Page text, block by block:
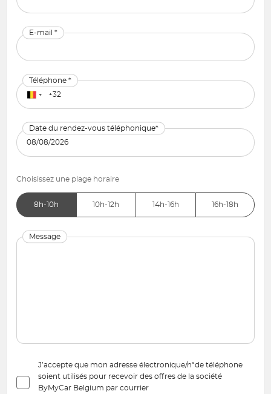
E-mail *
Téléphone *
Date du rendez-vous téléphonique*
Choisissez une plage horaire
8h-10h 10h-12h 14h-16h 16h-18h
Message
J’accepte que mon adresse électronique/n°de téléphone
soient utilisés pour recevoir des offres de la société
ByMyCar Belgium par courrier